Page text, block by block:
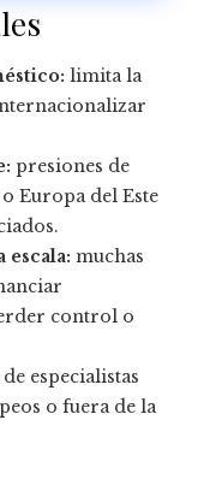
limita la
presiones de
Europa del Este
escala: muchas
control o
especialistas
o fuera de la